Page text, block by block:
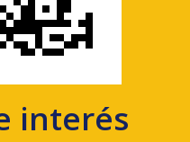
interés